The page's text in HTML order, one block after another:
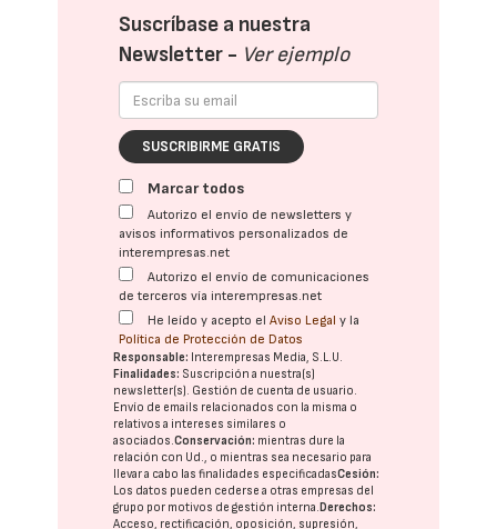
Suscríbase a nuestra
Newsletter - Ver ejemplo
SUSCRIBIRME GRATIS
Marcar todos
Autorizo el envío de newsletters y
avisos informativos personalizados de
interempresas.net
Autorizo el envío de comunicaciones
de terceros vía interempresas.net
He leído y acepto elAviso Legal y la
Política de Protección de Datos
Responsable: Interempresas Media, S.L.U.
Finalidades: Suscripción a nuestra(s)
newsletter(s). Gestión de cuenta de usuario.
Envío de emails relacionados con la misma o
relativos a intereses similares o
asociados.Conservación: mientras dure la
relación con Ud., o mientras sea necesario para
llevar a cabo las finalidades especificadasCesión:
Los datos pueden cederse a otras empresas del
grupo por motivos de gestión interna. Derechos:
Acceso, rectificación, oposición, supresión,